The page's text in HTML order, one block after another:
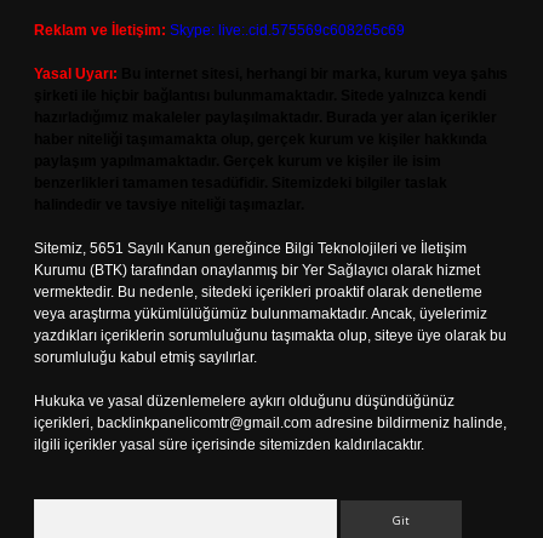
Reklam ve İletişim: Skype: live:.cid.575569c608265c69
Yasal Uyarı:
Sitemiz, 5651 Sayılı Kanun gereğince Bilgi Teknolojileri ve İletişim
Kurumu (BTK) tarafından onaylanmış bir Yer Sağlayıcı olarak hizmet
vermektedir. Bu nedenle, sitedeki içerikleri proaktif olarak denetleme
veya araştırma yükümlülüğümüz bulunmamaktadır. Ancak, üyelerimiz
yazdıkları içeriklerin sorumluluğunu taşımakta olup, siteye üye olarak bu
sorumluluğu kabul etmiş sayılırlar.
Hukuka ve yasal düzenlemelere aykırı olduğunu düşündüğünüz
içerikleri, backlinkpanelicomtr@gmail.com adresine bildirmeniz halinde,
ilgili içerikler yasal süre içerisinde sitemizden kaldırılacaktır.